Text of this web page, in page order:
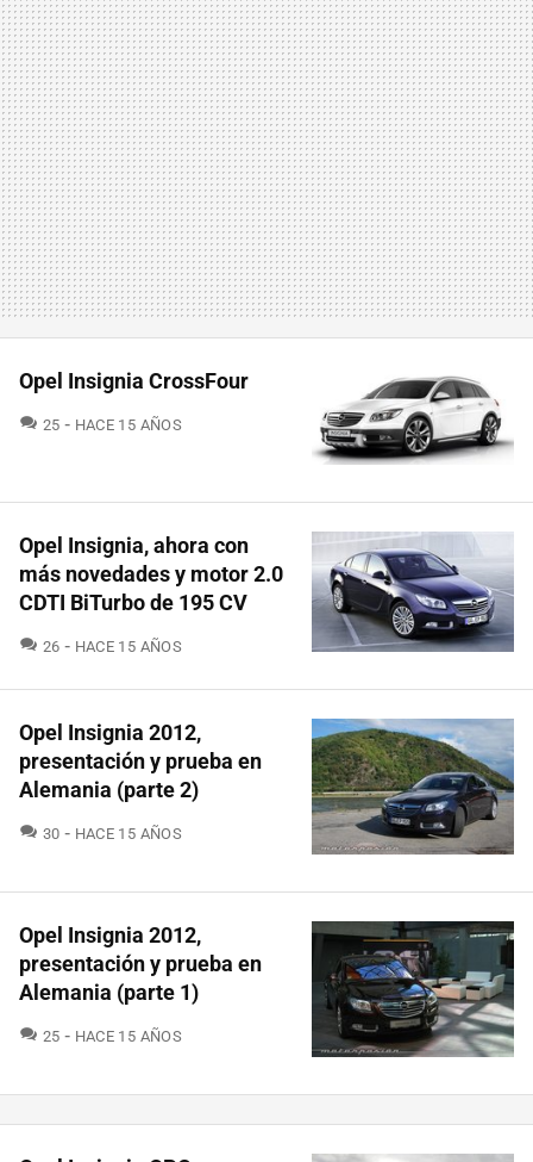
Opel Insignia CrossFour
25 COMENTARIOS
HACE 15 AÑOS
Opel Insignia, ahora con
más novedades y motor 2.0
CDTI BiTurbo de 195 CV
26 COMENTARIOS
HACE 15 AÑOS
Opel Insignia 2012,
presentación y prueba en
Alemania (parte 2)
30 COMENTARIOS
HACE 15 AÑOS
Opel Insignia 2012,
presentación y prueba en
Alemania (parte 1)
25 COMENTARIOS
HACE 15 AÑOS